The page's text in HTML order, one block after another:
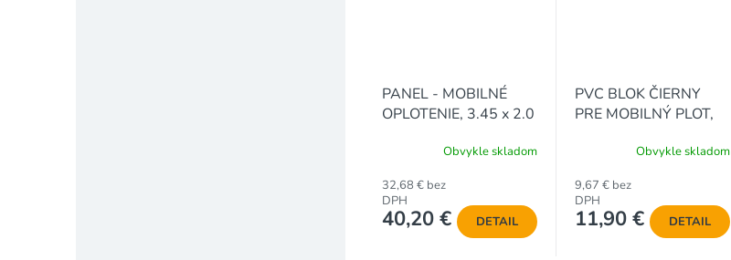
PANEL - MOBILNÉ
OPLOTENIE, 3.45 x 2.0
Obvykle skladom
32,68 € bez
DPH
40,20 € DETAIL
PVC BLOK ČIERNY
PRE MOBILNÝ PLOT,
Obvykle skladom
9,67 € bez
DPH
11,90 € DETAIL